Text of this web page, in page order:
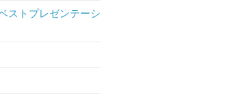
ストプレゼンテーシ